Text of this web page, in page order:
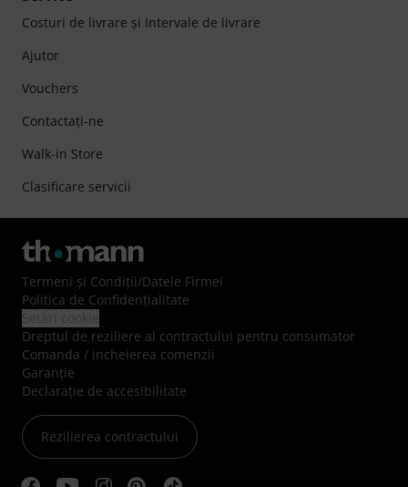
Costuri de livrare şi Intervale de livrare
Ajutor
Vouchers
Contactaţi-ne
Walk-in Store
Clasificare servicii
Termeni şi Condiţii/Datele Firmei
Politica de Confidenţialitate
Dreptul de reziliere al contractului pentru consumator
Comanda / incheierea comenzii
Garanție
Declarație de accesibilitate
Rezilierea contractului